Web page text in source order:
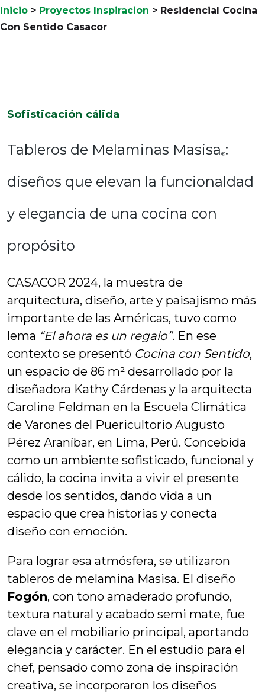
Inicio > Proyectos Inspiracion > Residencial Cocina
Con Sentido Casacor
Sofisticación cálida
Tableros de Melaminas Masisa®:
diseños que elevan la funcionaldad
y elegancia de una cocina con
propósito
CASACOR 2024, la muestra de
arquitectura, diseño, arte y paisajismo más
importante de las Américas, tuvo como
lema “El ahora es un regalo”. En ese
contexto se presentó Cocina con Sentido,
un espacio de 86 m² desarrollado por la
diseñadora Kathy Cárdenas y la arquitecta
Caroline Feldman en la Escuela Climática
de Varones del Puericultorio Augusto
Pérez Araníbar, en Lima, Perú. Concebida
como un ambiente sofisticado, funcional y
cálido, la cocina invita a vivir el presente
desde los sentidos, dando vida a un
espacio que crea historias y conecta
diseño con emoción.
Para lograr esa atmósfera, se utilizaron
tableros de melamina Masisa. El diseño
Fogón, con tono amaderado profundo,
textura natural y acabado semi mate, fue
clave en el mobiliario principal, aportando
elegancia y carácter. En el estudio para el
chef, pensado como zona de inspiración
creativa, se incorporaron los diseños